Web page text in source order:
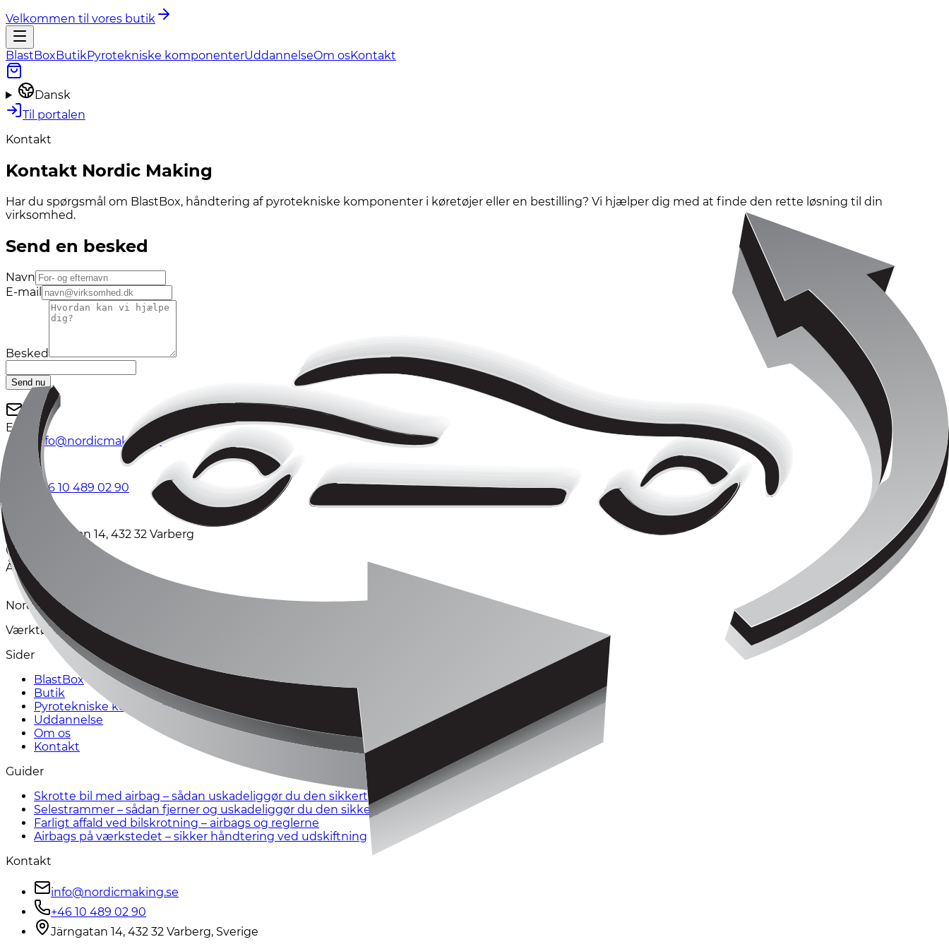
Velkommen til vores butik
BlastBoxButikPyrotekniske komponenterUddannelseOm osKontakt
Dansk
Til portalen
Kontakt
Kontakt Nordic Making
Har du spørgsmål om BlastBox, håndtering af pyrotekniske komponenter i køretøjer eller en bestilling? Vi hjælper dig med at finde den rette løsning til din
virksomhed.
Send en besked
Navn
E-mail
Besked
Send nu
E-mail
info@nordicmaking.se
Telefon
+46 10 489 02 90
Järngatan 14, 432 32 Varberg
Åbningstider
Man.–fre. 09:00–16:45
Nordic Making
Værktøj og viden til sikker håndtering af pyrotekniske komponenter i køretøjer.
Sider
BlastBox
Butik
Pyrotekniske komponenter
Uddannelse
Om os
Kontakt
Guider
Skrotte bil med airbag – sådan uskadeliggør du den sikkert
Selestrammer – sådan fjerner og uskadeliggør du den sikkert
Farligt affald ved bilskrotning – airbags og reglerne
Airbags på værkstedet – sikker håndtering ved udskiftning
Kontakt
info@nordicmaking.se
+46 10 489 02 90
Järngatan 14, 432 32 Varberg, Sverige